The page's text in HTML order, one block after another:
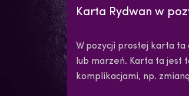
Karta Rydwan w
W pozycji prostej karta ta
lub marzeń. Karta ta jest
komplikacjami, np.